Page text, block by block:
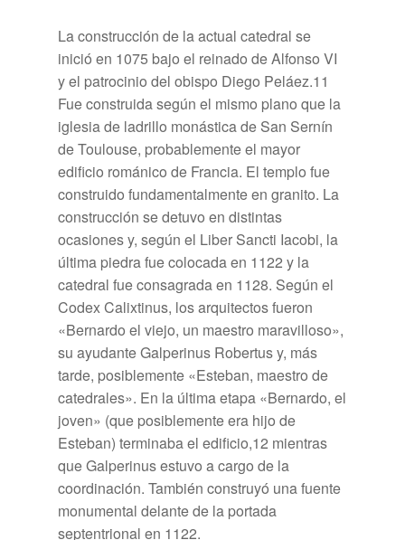
La construcción de la actual catedral se
inició en 1075 bajo el reinado de Alfonso VI
y el patrocinio del obispo Diego Peláez.11​
Fue construida según el mismo plano que la
iglesia de ladrillo monástica de San Sernín
de Toulouse, probablemente el mayor
edificio románico de Francia. El templo fue
construido fundamentalmente en granito. La
construcción se detuvo en distintas
ocasiones y, según el Liber Sancti Iacobi, la
última piedra fue colocada en 1122 y la
catedral fue consagrada en 1128. Según el
Codex Calixtinus, los arquitectos fueron
«Bernardo el viejo, un maestro maravilloso»,
su ayudante Galperinus Robertus y, más
tarde, posiblemente «Esteban, maestro de
catedrales». En la última etapa «Bernardo, el
joven» (que posiblemente era hijo de
Esteban) terminaba el edificio,12​ mientras
que Galperinus estuvo a cargo de la
coordinación. También construyó una fuente
monumental delante de la portada
septentrional en 1122.